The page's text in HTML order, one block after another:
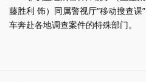
藤胜利 饰）同属警视厅“移动搜查
车奔赴各地调查案件的特殊部门。